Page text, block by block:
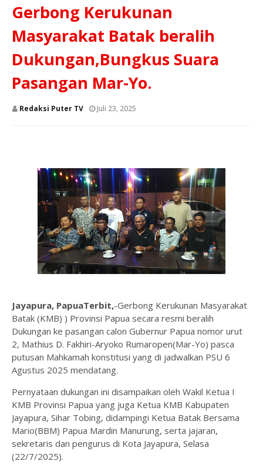
Gerbong Kerukunan
Masyarakat Batak beralih
Dukungan,Bungkus Suara
Pasangan Mar-Yo.
Redaksi Puter TV Juli 23, 2025
Jayapura, PapuaTerbit,-Gerbong Kerukunan Masyarakat
Batak (KMB) ) Provinsi Papua secara resmi beralih
Dukungan ke pasangan calon Gubernur Papua nomor urut
2, Mathius D. Fakhiri-Aryoko Rumaropen(Mar-Yo) pasca
putusan Mahkamah konstitusi yang di jadwalkan PSU 6
Agustus 2025 mendatang.
Pernyataan dukungan ini disampaikan oleh Wakil Ketua I
KMB Provinsi Papua yang juga Ketua KMB Kabupaten
Jayapura, Sihar Tobing, didampingi Ketua Batak Bersama
Mario(BBM) Papua Mardin Manurung, serta jajaran,
sekretaris dan pengurus di Kota Jayapura, Selasa
(22/7/2025).